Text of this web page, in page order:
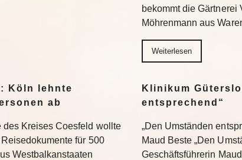
bekommt die Gärtnerei
Möhrenmann aus
Weiterlesen
Köln lehnte
ab
Kreises Coesfeld wollte
für 500
Westbalkanstaaten
Klinikum
entsprechend“
„Den Umständen
Maud Beste „Den
Geschäftsführerin